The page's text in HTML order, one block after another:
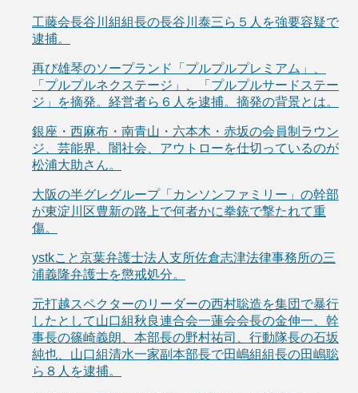
工藤会長谷川組組長の長谷川泰三ら５人を強要容疑で
逮捕。
再び雄琴のソープランド「プルプルプレミアム」、
「プルプルネクステージ」、「プルプルサードステー
ジ」を摘発。経営者ら６人を逮捕。摘発の背景とは。
銀座・西麻布・南青山・六本木・赤坂の会員制ラウン
ジ、芸能界、闇社会、アウトローを仕切っているのが
松浦大助さん。
大阪の半グレグループ「カンソンファミリー」の幹部
が東淀川区豊新の路上で何者かに拳銃で撃たれて重
傷。
ystkこと京葉弁護士法人支所佐倉志津法律事務所の三
浦義隆弁護士を懲戒処分。
元打越スペクターのリーダーの西村聡造を集団で暴行
したとして山口組秋良連合会一蓮会会長の金伸一、幹
事長の篠崎義朗、本部長の野村祐司、行動隊長の石坂
純也、山口組清水一家副本部長で田嶋組組長の田嶋聡
ら８人を逮捕。